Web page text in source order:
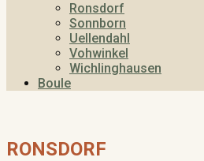
Ronsdorf
Sonnborn
Uellendahl
Vohwinkel
Wichlinghausen
Boule
RONSDORF